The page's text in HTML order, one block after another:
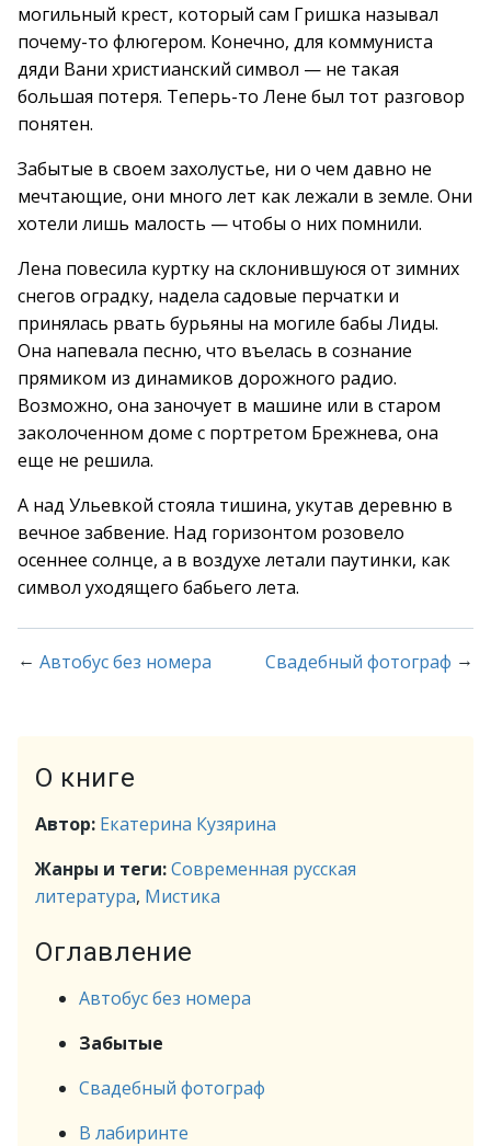
могильный крест, который сам Гришка называл
почему-то флюгером. Конечно, для коммуниста
дяди Вани христианский символ — не такая
большая потеря. Теперь-то Лене был тот разговор
понятен.
Забытые в своем захолустье, ни о чем давно не
мечтающие, они много лет как лежали в земле. Они
хотели лишь малость — чтобы о них помнили.
Лена повесила куртку на склонившуюся от зимних
снегов оградку, надела садовые перчатки и
принялась рвать бурьяны на могиле бабы Лиды.
Она напевала песню, что въелась в сознание
прямиком из динамиков дорожного радио.
Возможно, она заночует в машине или в старом
заколоченном доме с портретом Брежнева, она
еще не решила.
А над Ульевкой стояла тишина, укутав деревню в
вечное забвение. Над горизонтом розовело
осеннее солнце, а в воздухе летали паутинки, как
символ уходящего бабьего лета.
Свадебный фотограф →
← Автобус без номера
О книге
Автор: Екатерина Кузярина
Жанры и теги:Современная русская
литература, Мистика
Оглавление
Автобус без номера
Забытые
Свадебный фотограф
В лабиринте